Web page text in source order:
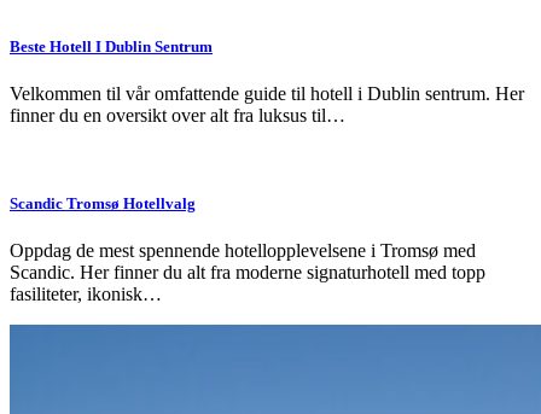
Beste Hotell I Dublin Sentrum
Velkommen til vår omfattende guide til hotell i Dublin sentrum. Her
finner du en oversikt over alt fra luksus til…
Scandic Tromsø Hotellvalg
Oppdag de mest spennende hotellopplevelsene i Tromsø med
Scandic. Her finner du alt fra moderne signaturhotell med topp
fasiliteter, ikonisk…